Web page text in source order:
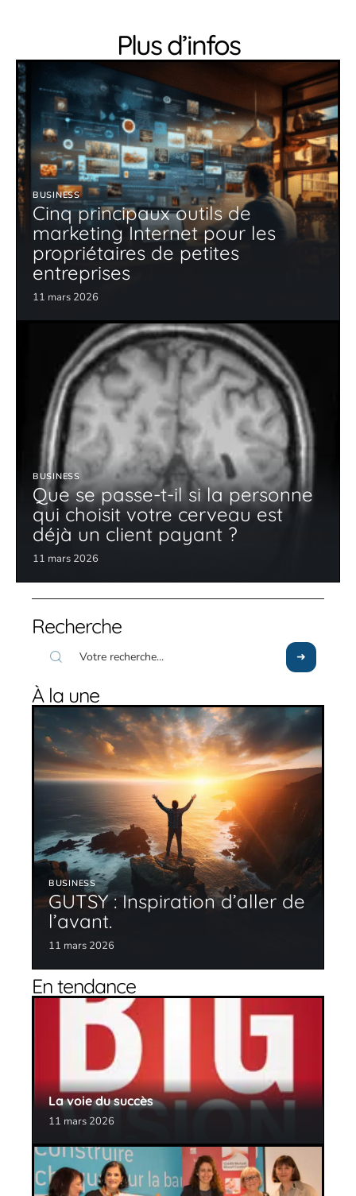
Plus d’infos
BUSINESS
Cinq principaux outils de
marketing Internet pour les
propriétaires de petites
entreprises
11 mars 2026
BUSINESS
Que se passe-t-il si la personne
qui choisit votre cerveau est
déjà un client payant ?
11 mars 2026
Recherche
À la une
BUSINESS
GUTSY : Inspiration d’aller de
l’avant.
11 mars 2026
En tendance
La voie du succès
11 mars 2026